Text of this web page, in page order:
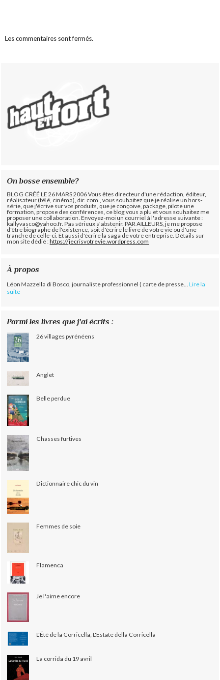
Les commentaires sont fermés.
On bosse ensemble?
BLOG CRÉÉ LE 26 MARS 2006 Vous êtes directeur d'une rédaction, éditeur,
réalisateur (télé, cinéma), dir. com., vous souhaitez que je réalise un hors-
série, que j'écrive sur vos produits, que je conçoive, package, pilote une
formation, propose des conférences, ce blog vous a plu et vous souhaitez me
proposer une collaboration. Envoyez-moi un courriel à l'adresse suivante :
kallyvasco@yahoo.fr. Pas sérieux s'abstenir. PAR AILLEURS, je me propose
d'être biographe de l'existence, soit d'écrire le livre de votre vie ou d'une
tranche de celle-ci. Et aussi d'écrire la saga de votre entreprise. Détails sur
mon site dédié :https://jecrisvotrevie.wordpress.com
À propos
Léon Mazzella di Bosco, journaliste professionnel ( carte de presse... Lire la
suite
Parmi les livres que j'ai écrits :
26 villages pyrénéens
Anglet
Belle perdue
Chasses furtives
Dictionnaire chic du vin
Femmes de soie
Flamenca
Je l'aime encore
L'Été de la Corricella, L'Estate della Corricella
La corrida du 19 avril